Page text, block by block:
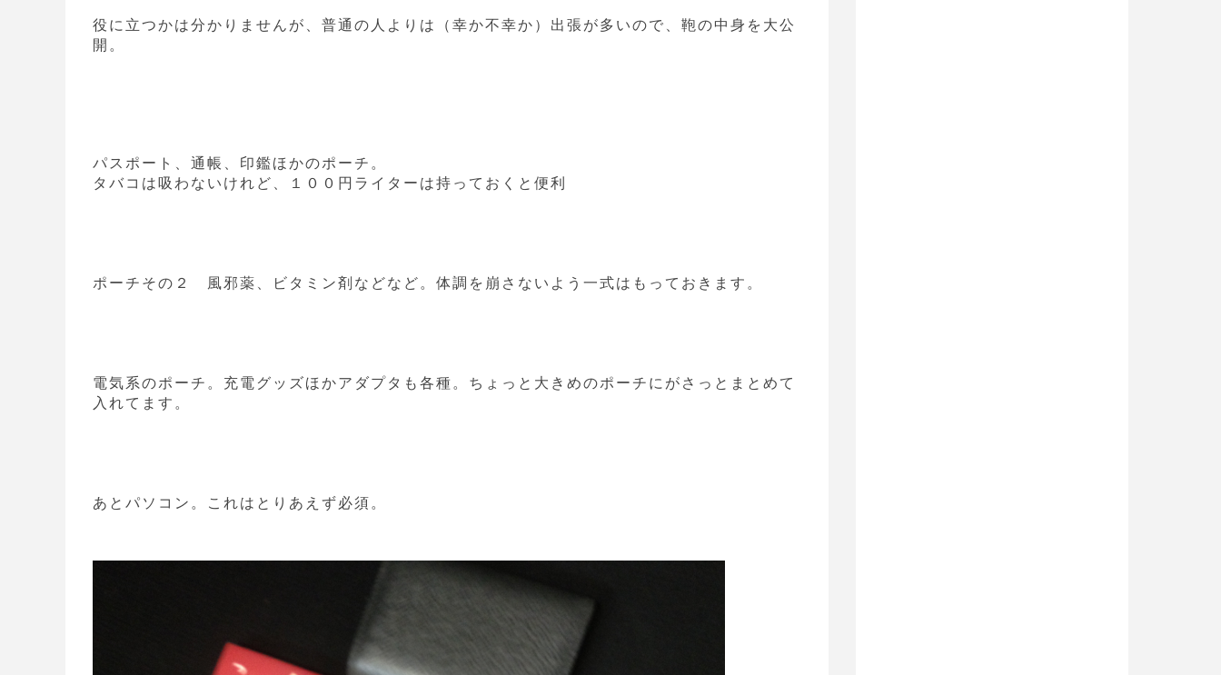
役に立つかは分かりませんが、普通の人よりは（幸か不幸か）出張が多いので、鞄の中身を大公
開。
パスポート、通帳、印鑑ほかのポーチ。
タバコは吸わないけれど、１００円ライターは持っておくと便利
ポーチその２ 風邪薬、ビタミン剤などなど。体調を崩さないよう一式はもっておきます。
電気系のポーチ。充電グッズほかアダプタも各種。ちょっと大きめのポーチにがさっとまとめて
入れてます。
あとパソコン。これはとりあえず必須。